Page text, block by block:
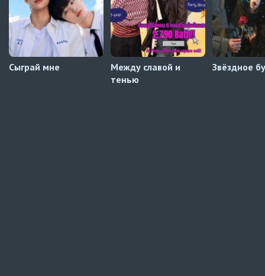
Сыграй мне
Между славой и
тенью
Звёздное